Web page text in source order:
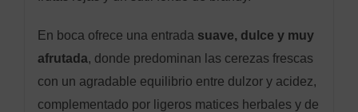
En boca ofrece una entrada suave, dulce y muy
afrutada, donde predominan las cerezas frescas
con un agradable equilibrio entre dulzor y acidez,
complementado por ligeros matices herbales y de